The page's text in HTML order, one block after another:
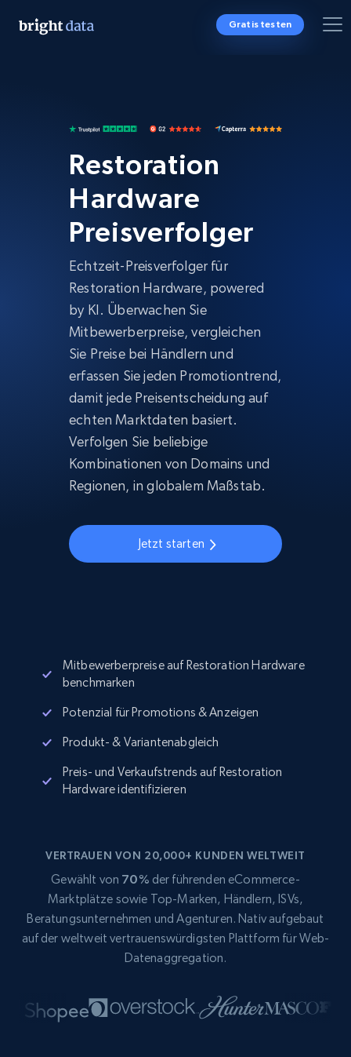
Gratis testen
Restoration
Hardware
Preisverfolger
Echtzeit-Preisverfolger für
Restoration Hardware, powered
by KI. Überwachen Sie
Mitbewerberpreise, vergleichen
Sie Preise bei Händlern und
erfassen Sie jeden Promotiontrend,
damit jede Preisentscheidung auf
echten Marktdaten basiert.
Verfolgen Sie beliebige
Kombinationen von Domains und
Regionen, in globalem Maßstab.
Jetzt starten
Mitbewerberpreise auf Restoration Hardware
benchmarken
Potenzial für Promotions & Anzeigen
Produkt- & Variantenabgleich
Preis- und Verkaufstrends auf Restoration
Hardware identifizieren
VERTRAUEN VON 20,000+ KUNDEN WELTWEIT
Gewählt von 70% der führenden eCommerce-
Marktplätze sowie Top-Marken, Händlern, ISVs,
Beratungsunternehmen und Agenturen. Nativ aufgebaut
auf der weltweit vertrauenswürdigsten Plattform für Web-
Datenaggregation.